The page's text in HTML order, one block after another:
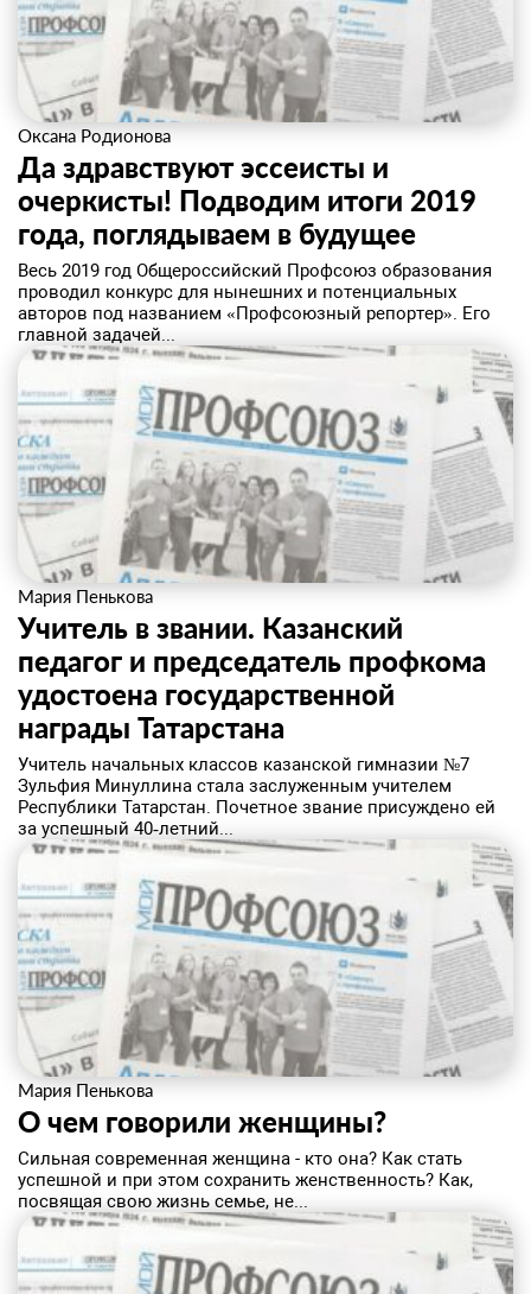
Оксана Родионова
Да здравствуют эссеисты и
очеркисты! Подводим итоги 2019
года, поглядываем в будущее
​Весь 2019 год Общероссийский Профсоюз образования
проводил конкурс для нынешних и потенциальных
авторов под названием «Профсоюзный репортер». Его
главной задачей...
Мария Пенькова
Учитель в звании. Казанский
педагог и председатель профкома
удостоена государственной
награды Татарстана
​Учитель начальных классов казанской гимназии №7
Зульфия Минуллина стала заслуженным учителем
Республики Татарстан. Почетное звание присуждено ей
за успешный 40‑летний...
Мария Пенькова
​О чем говорили женщины?
Сильная современная женщина - кто она? Как стать
успешной и при этом сохранить женственность? Как,
посвящая свою жизнь семье, не...